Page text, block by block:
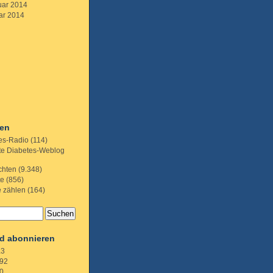
2014
2014
Radio (114)
Diabetes-Weblog
(9.348)
(856)
zählen (164)
abonnieren